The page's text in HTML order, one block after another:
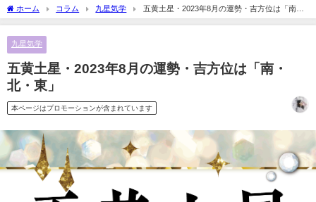
ホーム コラム 九星気学
五黄土星・2023年8月の運勢・吉方位は「南・
北・東」
九星気学
五黄土星・2023年8月の運勢・吉方位は「南・
北・東」
本ページはプロモーションが含まれています